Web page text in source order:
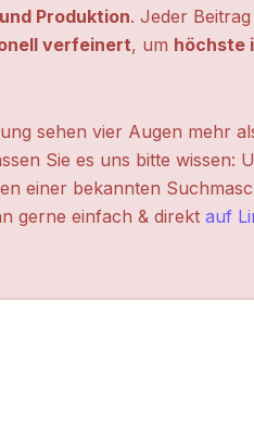
Produktion. Jeder
verfeinert, um höchste
sehen vier Augen mehr
Sie es uns bitte wissen:
einer bekannten
gerne einfach & direkt auf